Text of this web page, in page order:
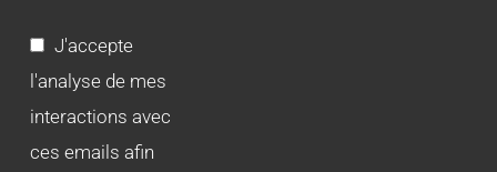
J'accepte
l'analyse de mes
interactions avec
ces emails afin